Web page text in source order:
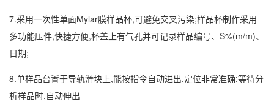
7.采用一次性单面Mylar膜样品杯,可避免交叉污染;样品杯制作采用
多功能压件,快捷方便,杯盖上有气孔并可记录样品编号、S%(m/m)、
日期;
8.单样品台置于导轨滑块上,能按指令自动进出,定位非常准确;等待分
析样品时,自动伸出